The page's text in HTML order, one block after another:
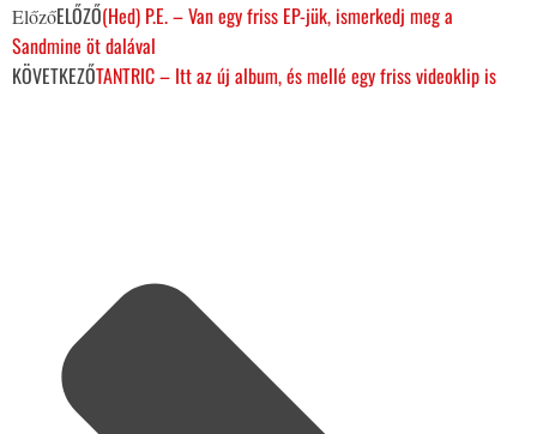
ElőzőELŐZŐ(Hed) P.E. – Van egy friss EP-jük, ismerkedj meg a
Sandmine öt dalával
KÖVETKEZŐTANTRIC – Itt az új album, és mellé egy friss videoklip is